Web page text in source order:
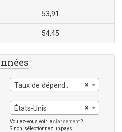
53,91
54,45
×
Taux de dépendance démographique
×
États-Unis
Voulez-vous voir leclassement?
Sinon, sélectionnez un pays